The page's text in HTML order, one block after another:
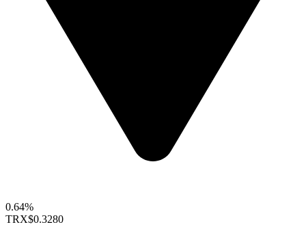
0.64%
TRX$0.3280